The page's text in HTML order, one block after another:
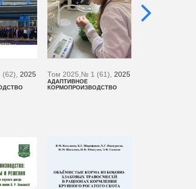
2025 Том 2025, № 1 (61), 2025
АДАПТИВНОЕ
КОРМОПРОИЗВОДСТВО